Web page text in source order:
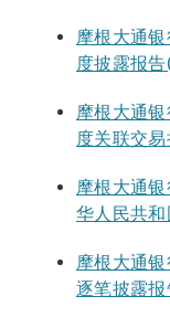
摩根大通
度披露报
摩根大通
度关联交易
摩根大通
华人民共
摩根大通
逐笔披露报